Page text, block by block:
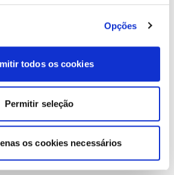
Opções
todos os cookies
Permitir seleção
os cookies necessários